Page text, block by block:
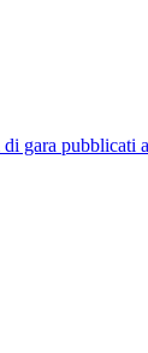
di gara pubblicati